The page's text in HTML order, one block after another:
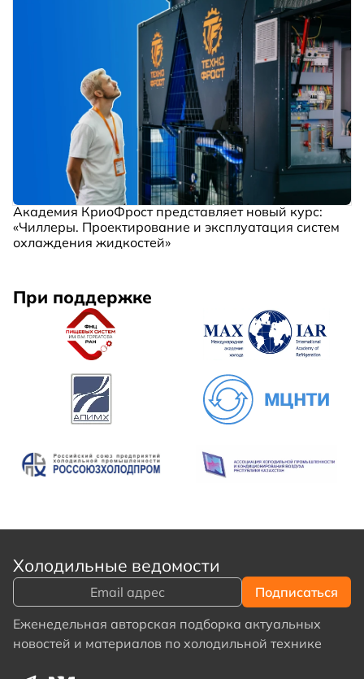
Академия КриоФрост представляет новый курс:
«Чиллеры. Проектирование и эксплуатация систем
охлаждения жидкостей»
При поддержке
Холодильные ведомости
Еженедельная авторская подборка актуальных
новостей и материалов по холодильной технике